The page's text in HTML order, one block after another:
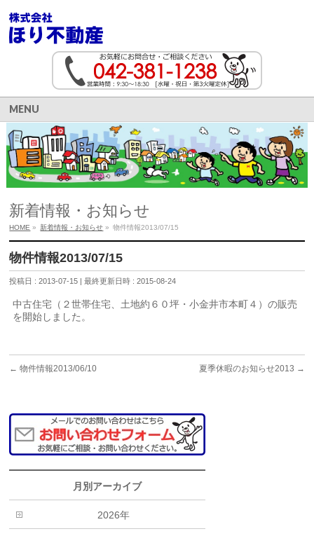
MENU
新着情報・お知らせ
HOME » 新着情報・お知らせ » 物件情報2013/07/15
物件情報2013/07/15
投稿日 : 2013-07-15 最終更新日時 : 2015-08-24
中古住宅（２世帯住宅、土地約６０坪・小金井市本町４）の販売
を開始しました。
← 物件情報2013/06/10 夏季休暇のお知らせ2013 →
月別アーカイブ
2026年